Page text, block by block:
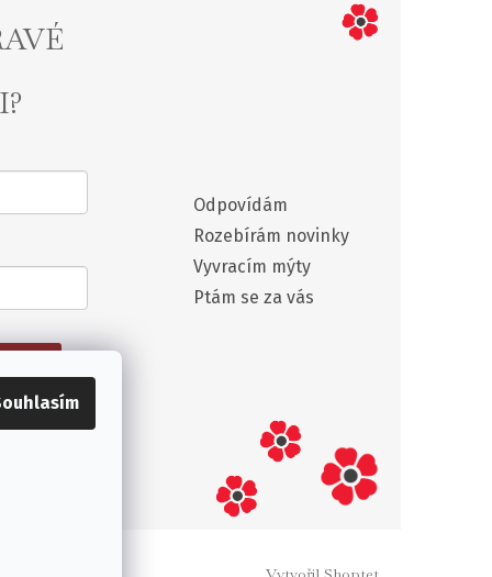
Odpovídám
Rozebírám novinky
Vyvracím mýty
Ptám se za vás